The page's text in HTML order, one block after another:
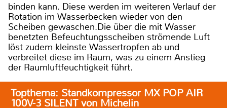
binden kann. Diese werden im weiteren Verlauf der
Rotation im Wasserbecken wieder von den
Scheiben gewaschen.Die über die mit Wasser
benetzten Befeuchtungsscheiben strömende Luft
löst zudem kleinste Wassertropfen ab und
verbreitet diese im Raum, was zu einem Anstieg
der Raumluftfeuchtigkeit führt.
Topthema: Standkompressor MX POP AIR
100V-3 SILENT von Michelin